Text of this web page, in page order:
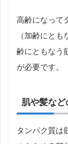
高齢になって
（加齢にと
齢にともなう
が必要です。
肌や髪な
タンパク質は